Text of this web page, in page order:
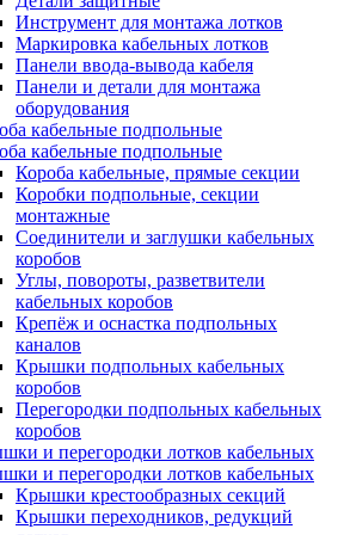
Инструмент для монтажа лотков
Маркировка кабельных лотков
Панели ввода-вывода кабеля
Панели и детали для монтажа
оборудования
кабельные подпольные
кабельные подпольные
Короба кабельные, прямые секции
Коробки подпольные, секции
монтажные
Соединители и заглушки кабельных
коробов
Углы, повороты, разветвители
кабельных коробов
Крепёж и оснастка подпольных
каналов
Крышки подпольных кабельных
коробов
Перегородки подпольных кабельных
коробов
и перегородки лотков кабельных
и перегородки лотков кабельных
Крышки крестообразных секций
Крышки переходников, редукций